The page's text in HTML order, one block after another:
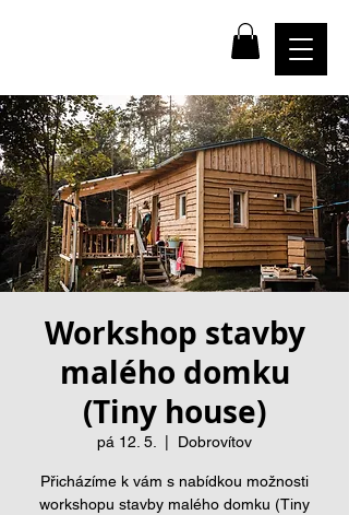
Workshop stavby
malého domku
(Tiny house)
pá 12. 5. Dobrovítov
Přicházíme k vám s nabídkou možnosti
workshopu stavby malého domku (Tiny